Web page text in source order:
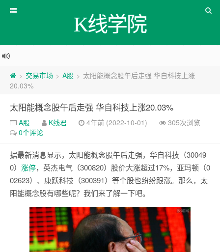
K线学院
> 交易市场 > A股 > 太阳能概念股午后走强 华自科技上涨
20.03%
太阳能概念股午后走强 华自科技上涨20.03%
A股 K线君 4年前 (2022-10-01)
305次浏览
0个评论
据最新消息显示，太阳能概念股午后走强，华自科技（30049
0） 涨停，英杰电气（300820）股价大涨超过17%，亚玛顿（0
02623）、康跃科技（300391）等个股也纷纷跟涨。那么，太
阳能概念股有哪些呢？我们来了解一下吧。